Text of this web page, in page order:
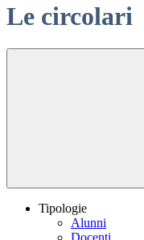
Le circolari
Tipologie
Alunni